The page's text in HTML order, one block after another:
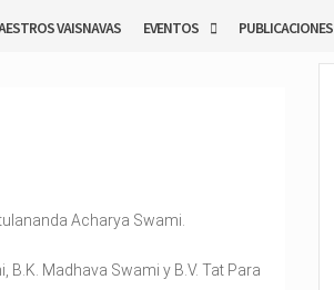
VAISNAVAS EVENTOS PUBLICACIONES
Acharya Swami.
B.K. Madhava Swami y B.V. Tat Para